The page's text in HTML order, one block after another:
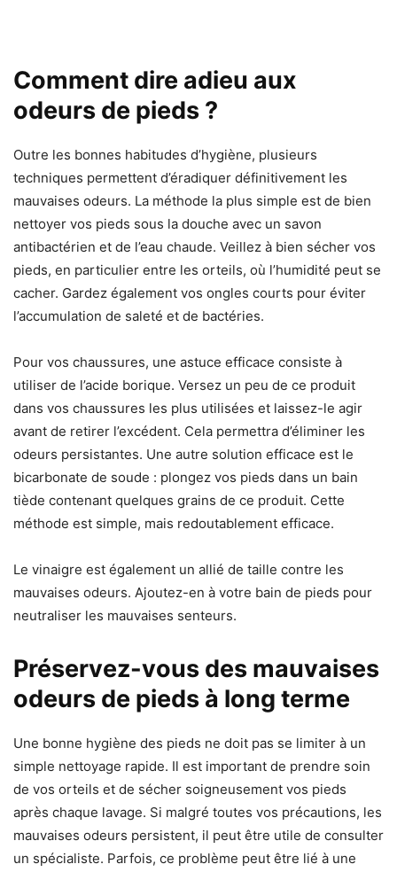
Comment dire adieu aux
odeurs de pieds ?
Outre les bonnes habitudes d’hygiène, plusieurs
techniques permettent d’éradiquer définitivement les
mauvaises odeurs. La méthode la plus simple est de bien
nettoyer vos pieds sous la douche avec un savon
antibactérien et de l’eau chaude. Veillez à bien sécher vos
pieds, en particulier entre les orteils, où l’humidité peut se
cacher. Gardez également vos ongles courts pour éviter
l’accumulation de saleté et de bactéries.
Pour vos chaussures, une astuce efficace consiste à
utiliser de l’acide borique. Versez un peu de ce produit
dans vos chaussures les plus utilisées et laissez-le agir
avant de retirer l’excédent. Cela permettra d’éliminer les
odeurs persistantes. Une autre solution efficace est le
bicarbonate de soude : plongez vos pieds dans un bain
tiède contenant quelques grains de ce produit. Cette
méthode est simple, mais redoutablement efficace.
Le vinaigre est également un allié de taille contre les
mauvaises odeurs. Ajoutez-en à votre bain de pieds pour
neutraliser les mauvaises senteurs.
Préservez-vous des mauvaises
odeurs de pieds à long terme
Une bonne hygiène des pieds ne doit pas se limiter à un
simple nettoyage rapide. Il est important de prendre soin
de vos orteils et de sécher soigneusement vos pieds
après chaque lavage. Si malgré toutes vos précautions, les
mauvaises odeurs persistent, il peut être utile de consulter
un spécialiste. Parfois, ce problème peut être lié à une